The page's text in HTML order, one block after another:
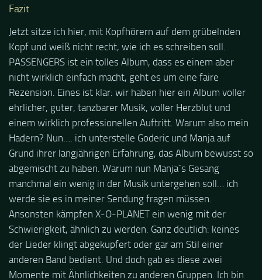
Fazit
Jetzt sitze ich hier, mit Kopfhörern auf dem grübelnden
Kopf und weiß nicht recht, wie ich es schreiben soll.
PASSENGERS ist ein tolles Album, dass es einem aber
nicht wirklich einfach macht, geht es um eine faire
Rezension. Eines ist klar: wir haben hier ein Album voller
ehrlicher, guter, tanzbarer Musik, voller Herzblut und
einem wirklich professionellen Auftritt. Warum also mein
Hadern? Nun…. ich unterstelle Goderic und Manja auf
Grund ihrer langjährigen Erfahrung, das Album bewusst so
abgemischt zu haben. Warum nun Manja´s Gesang
manchmal ein wenig in der Musik untergehen soll… ich
werde sie es in meiner Sendung fragen müssen.
Ansonsten kämpfen X-O-PLANET ein wenig mit der
Schwierigkeit, ähnlich zu werden. Ganz deutlich: keines
der Lieder klingt abgekupfert oder gar am Stil einer
anderen Band bedient. Und doch gab es diese zwei
Momente mit Ähnlichkeiten zu anderen Gruppen. Ich bin